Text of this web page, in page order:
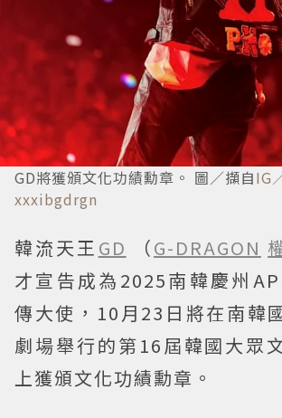
GD將獲頒文化功績勳章。 圖／擷自IG
xxxibgdrgn
韓流天王 GD （G-DRAGON
才宣告成為2025南韓慶州
傳大使，10月23日將在南韓
劇場舉行的第16屆韓國大眾
上獲頒文化功績勳章。